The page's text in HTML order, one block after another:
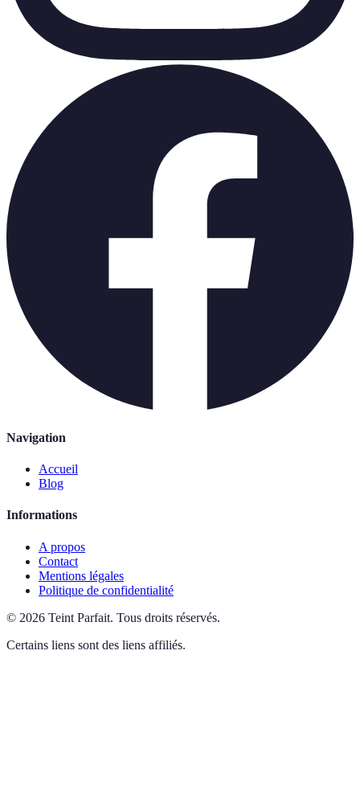
Navigation
Accueil
Blog
Informations
A propos
Contact
Mentions légales
Politique de confidentialité
© 2026 Teint Parfait. Tous droits réservés.
Certains liens sont des liens affiliés.